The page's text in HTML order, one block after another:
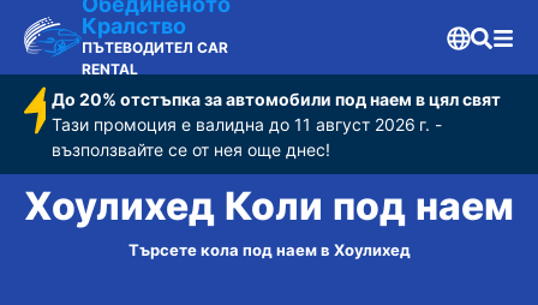
Кралство
ПЪТЕВОДИТЕЛ CAR
RENTAL
До 20% отстъпка за автомобили под наем в цял свят
Тази промоция е валидна до 11 август 2026 г. -
възползвайте се от нея още днес!
Хоулихед Коли под наем
Търсете кола под наем в Хоулихед